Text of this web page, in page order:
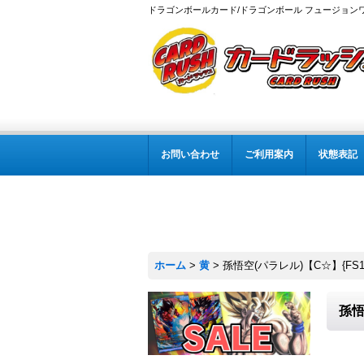
ドラゴンボールカード/ドラゴンボール フュージョン
お問い合わせ ご利用案内 状態表記
ホーム > 黄 > 孫悟空(パラレル)【C☆】
孫